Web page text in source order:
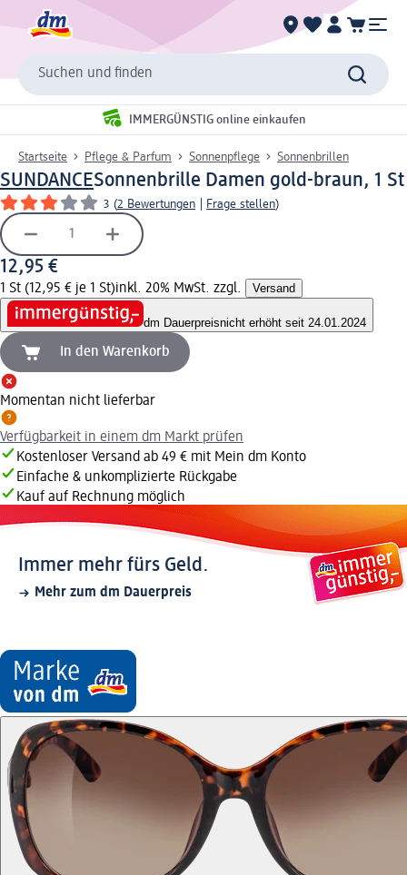
Suchen und finden
IMMERGÜNSTIG online einkaufen
Startseite Pflege & Parfum Sonnenpflege Sonnenbrillen
SUNDANCESonnenbrille Damen gold-braun, 1 St
3 (2 Bewertungen Frage stellen)
12,95 €
1 St (12,95 € je 1 St)inkl. 20% MwSt. zzgl. Versand
dm Dauerpreisnicht erhöht seit 24.01.2024
In den Warenkorb
Momentan nicht lieferbar
Verfügbarkeit in einem dm Markt prüfen
Kostenloser Versand ab 49 € mit Mein dm Konto
Einfache & unkomplizierte Rückgabe
Kauf auf Rechnung möglich
Immer mehr fürs Geld.
Mehr zum dm Dauerpreis